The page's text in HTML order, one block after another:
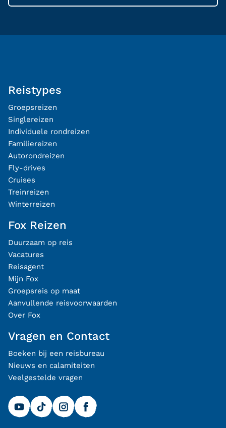
Reistypes
Groepsreizen
Singlereizen
Individuele rondreizen
Familiereizen
Autorondreizen
Fly-drives
Cruises
Treinreizen
Winterreizen
Fox Reizen
Duurzaam op reis
Vacatures
Reisagent
Mijn Fox
Groepsreis op maat
Aanvullende reisvoorwaarden
Over Fox
Vragen en Contact
Boeken bij een reisbureau
Nieuws en calamiteiten
Veelgestelde vragen